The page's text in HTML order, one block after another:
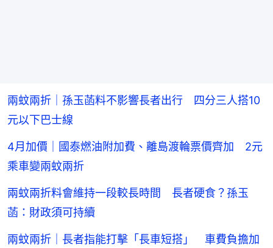
兩蚊兩折｜孫玉菡料不影響長者出行 四分三人搭10
元以下巴士線
4月加價｜國泰燃油附加費、離島渡輪票價齊加 2元
乘車變兩蚊兩折
兩蚊兩折料會維持一段較長時間 長者硬食？孫玉
菡：財政須可持續
兩蚊兩折｜長者指能打擊「長車短搭」 車費負擔加